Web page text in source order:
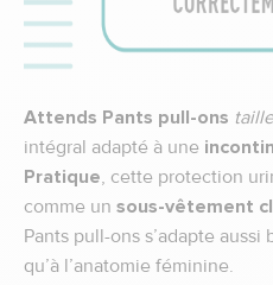
Attends Pants pull-ons
intégral adapté à une
Pratique, cette protection
comme un sous-vêtement
Pants pull-ons s’adapte
qu’à l’anatomie féminine.